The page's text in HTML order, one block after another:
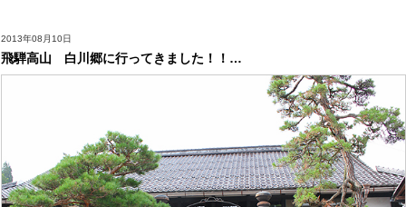
2013年08月10日
飛騨高山 白川郷に行ってきました！！…